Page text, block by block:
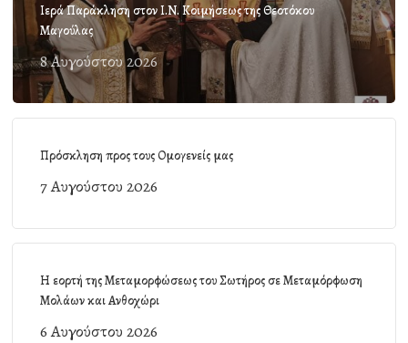
Ιερά Παράκληση στον Ι.Ν. Κοιμήσεως της Θεοτόκου
Μαγούλας
8 Αυγούστου 2026
Πρόσκληση προς τους Ομογενείς μας
7 Αυγούστου 2026
Η εορτή της Μεταμορφώσεως του Σωτήρος σε Μεταμόρφωση
Μολάων και Ανθοχώρι
6 Αυγούστου 2026